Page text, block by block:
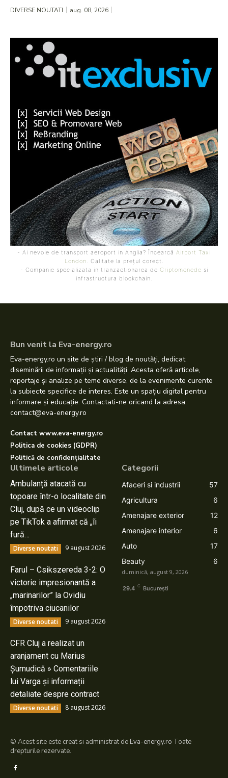
DIVERSE NOUTATI aug. 08, 2026
- Ai nevoie de transport aeroport in Anglia? Încearcă Airport Taxi
London . Calitate la prețul corect.
- Companie specializata in tranzactionarea de Criptomonede si
infrastructura blockchain.
Bun venit la Eva-energy.ro
Eva-energy.ro un site de știri / blog de noutăți, dedicat
diseminării de informații și actualități. Acesta oferă articole,
reportaje și analize pe teme diverse, de la evenimente curente
la subiecte specifice de interes. Este un spațiu digital pentru
informare și educație. Contactati-ne oricand la adresa:
contact@eva-energy.ro
Contact www.eva-energy.ro
Politica de cookies (GDPR)
Politică de confidențialitate
Ultimele articole
Ambulanță atacată cu
topoare într-o localitate din
Cluj, după ce un videoclip
pe TikTok a afirmat că „îi
fură…
Diverse noutati 9 august 2026
Farul – Csikszereda 3-2: O
victorie impresionantă a
„marinarilor” la Ovidiu
împotriva ciucanilor
Diverse noutati 9 august 2026
CFR Cluj a realizat un
aranjament cu Marius
Șumudică » Comentariile
lui Varga și informații
detaliate despre contract
Diverse noutati 8 august 2026
Categorii
Afaceri si industrii
57
Agricultura
6
Amenajare exterior
12
Amenajare interior
6
Auto
17
Beauty
6
duminică, august 9, 2026
29.4 C București
© Acest site este creat si administrat deEva-energy.ro Toate
drepturile rezervate.